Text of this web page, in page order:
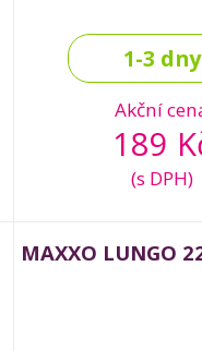
1-3 dny
Akční
189
(s DPH)
MAXXO LUNGO